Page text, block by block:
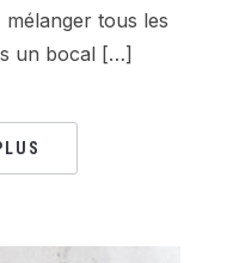
tous les
un bocal […]